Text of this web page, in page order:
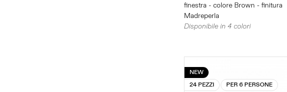
finestra - colore Brown - finitura
Madreperla
Disponibile in 4 colori
NEW
24 PEZZI
PER 6 PERSONE